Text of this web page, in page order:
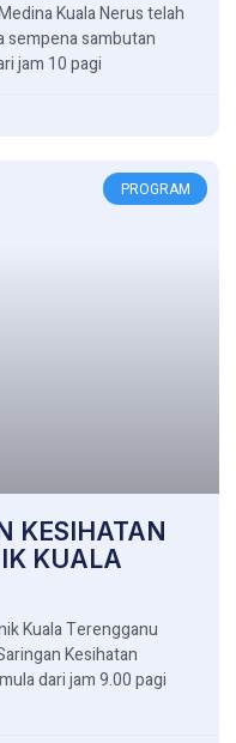
Kuala Nerus telah
sempena sambutan
jam 10 pagi
PROGRAM
KESIHATAN
KUALA
Kuala Terengganu
Kesihatan
dari jam 9.00 pagi